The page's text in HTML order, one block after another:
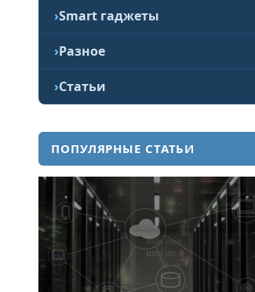
Smart гаджеты
Разное
Статьи
ПОПУЛЯРНЫЕ СТАТЬИ